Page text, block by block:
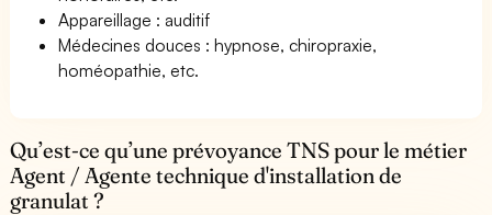
Appareillage : auditif
Médecines douces : hypnose, chiropraxie,
homéopathie, etc.
Qu’est-ce qu’une prévoyance TNS pour le métier
Agent / Agente technique d'installation de
granulat ?